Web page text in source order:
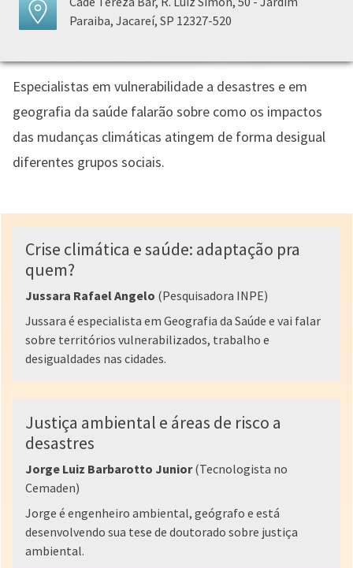
Paraiba, Jacareí, SP 12327-520
Especialistas em vulnerabilidade a desastres e em
geografia da saúde falarão sobre como os impactos
das mudanças climáticas atingem de forma desigual
diferentes grupos sociais.
Crise climática e saúde: adaptação pra
quem?
Jussara Rafael Angelo (Pesquisadora INPE)
Jussara é especialista em Geografia da Saúde e vai falar
sobre territórios vulnerabilizados, trabalho e
desigualdades nas cidades.
Justiça ambiental e áreas de risco a
desastres
Jorge Luiz Barbarotto Junior(Tecnologista no
Cemaden)
Jorge é engenheiro ambiental, geógrafo e está
desenvolvendo sua tese de doutorado sobre justiça
ambiental.